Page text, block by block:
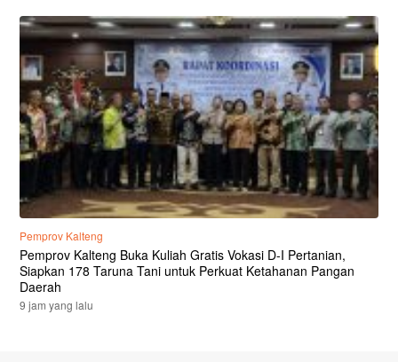
Pemprov Kalteng
Pemprov Kalteng Buka Kuliah Gratis Vokasi D-I Pertanian,
Siapkan 178 Taruna Tani untuk Perkuat Ketahanan Pangan
Daerah
9 jam yang lalu